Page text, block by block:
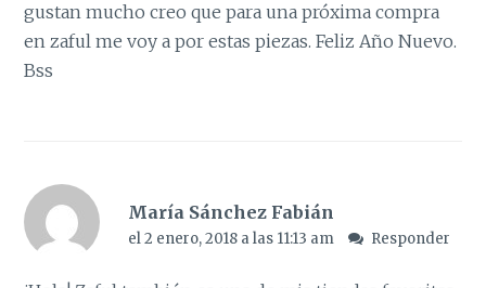
gustan mucho creo que para una próxima compra
en zaful me voy a por estas piezas. Feliz Año Nuevo.
Bss
María Sánchez Fabián
el 2 enero, 2018 a las 11:13 am Responder